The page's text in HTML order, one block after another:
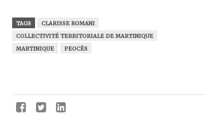
TAGS
CLARISSE ROMANI
COLLECTIVITÉ TERRITORIALE DE MARTINIQUE
MARTINIQUE
PEOCÈS